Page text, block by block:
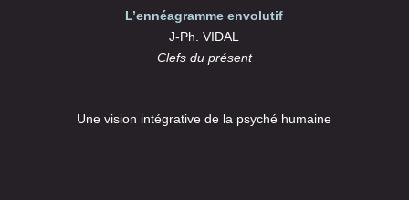
L’ennéagramme envolutif
J-Ph. VIDAL
Clefs du présent
Une vision intégrative de la psyché humaine